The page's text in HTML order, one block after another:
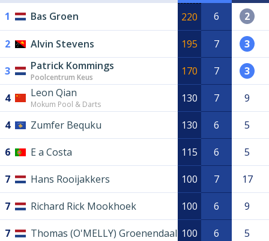
1 Bas Groen 220 6 2
2 Alvin Stevens 195 7 3
3 Patrick Kommings
Poolcentrum Keus 170 7 3
4 Leon Qian
Mokum Pool & Darts 130 7 9
4 Zumfer Bequku 130 6 5
6 E a Costa 115 6 5
7 Hans Rooijakkers 100 7 17
7 Richard Rick Mookhoek 100 6 9
7 Thomas (O'MELLY) Groenendaal 100 6 5